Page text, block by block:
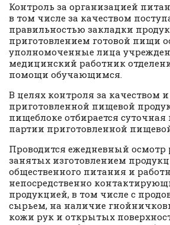
Контроль за организацией
в том числе за качеством
правильностью закладки
приготовлением готовой пищи
уполномоченные лица
медицинский работник
помощи обучающимся.
В целях контроля за качеством
приготовленной пищевой
пищеблоке отбирается
партии приготовленной
Проводится ежедневный осмотр
занятых изготовлением
общественного питания и
непосредственно
продукцией, в том числе с
сырьем, на наличие
кожи рук и открытых